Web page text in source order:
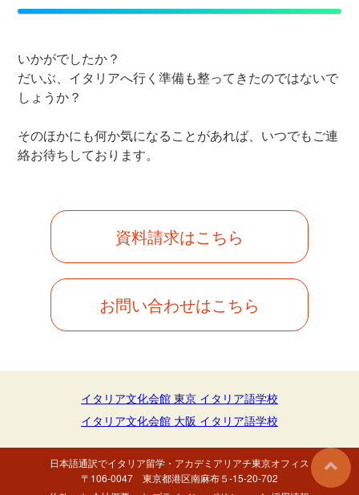
いかがでしたか？
だいぶ、イタリアへ行く準備も整ってきたのではないで
しょうか？
そのほかにも何か気になることがあれば、いつでもご連
絡お待ちしております。
資料請求はこちら
お問い合わせはこちら
イタリア文化会館 東京 イタリア語学校
イタリア文化会館 大阪 イタリア語学校
日本語通訳でイタリア留学・ アカデミアリアチ東京オフィス
〒106-0047 東京都港区南麻布５-15-20-702